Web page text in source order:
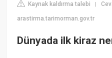
Kaynak kaldırma talebi |
arastirma.tarimorman.gov.tr
Dünyada ilk kiraz